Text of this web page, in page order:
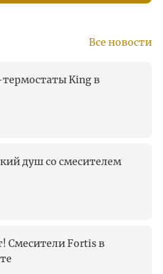
Все новости
King в
душ со смесителем
Смесители Fortis в